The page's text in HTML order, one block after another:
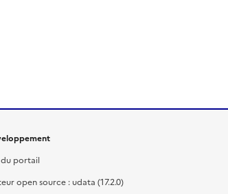
portail
open source : udata (17.2.0)